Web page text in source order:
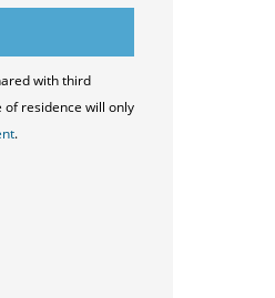
with third
of residence will only
.